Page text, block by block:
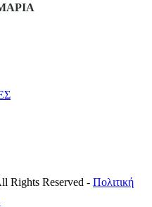
Rights Reserved - Πολιτική